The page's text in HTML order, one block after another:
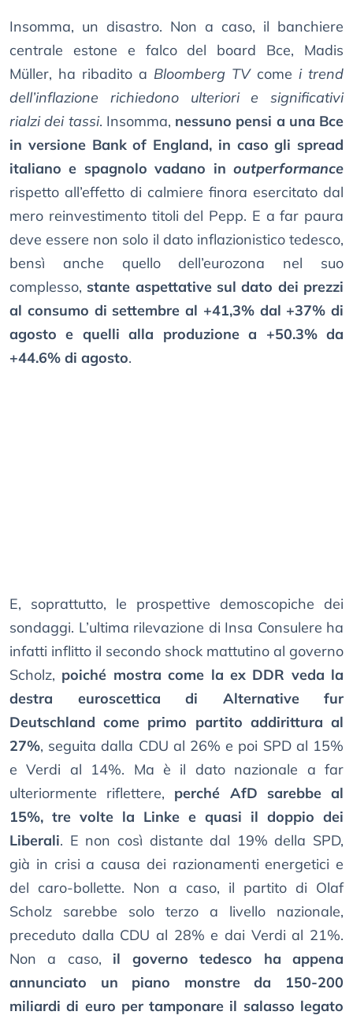
Insomma, un disastro. Non a caso, il banchiere
centrale estone e falco del board Bce, Madis
Müller, ha ribadito a Bloomberg TVcome i trend
dell’inflazione richiedono ulteriori e significativi
rialzi dei tassi. Insomma, nessuno pensi a una Bce
in versione Bank of England, in caso gli spread
italiano e spagnolo vadano in outperformance
rispetto all’effetto di calmiere finora esercitato dal
mero reinvestimento titoli del Pepp. E a far paura
deve essere non solo il dato inflazionistico tedesco,
bensì anche quello dell’eurozona nel suo
complesso, stante aspettative sul dato dei prezzi
al consumo di settembre al +41,3% dal +37% di
agosto e quelli alla produzione a +50.3% da
+44.6% di agosto.
E, soprattutto, le prospettive demoscopiche dei
sondaggi. L’ultima rilevazione di Insa Consulere ha
infatti inflitto il secondo shock mattutino al governo
Scholz, poiché mostra come la ex DDR veda la
destra euroscettica di Alternative fur
Deutschland come primo partito addirittura al
27%, seguita dalla CDU al 26% e poi SPD al 15%
e Verdi al 14%. Ma è il dato nazionale a far
ulteriormente riflettere, perché AfD sarebbe al
15%, tre volte la Linke e quasi il doppio dei
Liberali. E non così distante dal 19% della SPD,
già in crisi a causa dei razionamenti energetici e
del caro-bollette. Non a caso, il partito di Olaf
Scholz sarebbe solo terzo a livello nazionale,
preceduto dalla CDU al 28% e dai Verdi al 21%.
Non a caso, il governo tedesco ha appena
annunciato un piano monstre da 150-200
miliardi di euro per tamponare il salasso legato